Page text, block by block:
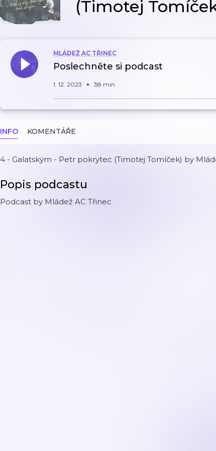
(Timotej
MLÁDEŽ AC TŘINEC
Poslechněte si podcast
1. 12. 2023 38 min
INFO KOMENTÁŘE
4 - Galatským - Petr pokrytec (Timotej Tomíček) by
Popis podcastu
Podcast by Mládež AC Třinec